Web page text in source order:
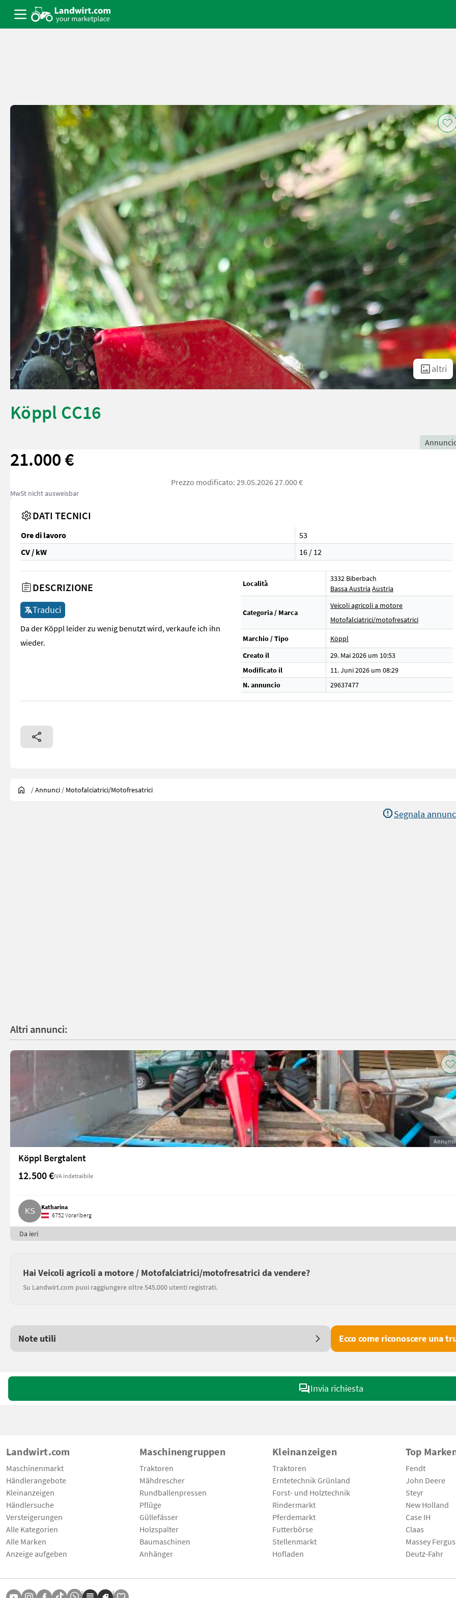
altri
Köppl CC16
21.000 €
Prezzo modificato: 29.05.2026 27.000 €
MwSt nicht ausweisbar
DATI TECNICI
Ore di lavoro
53
CV / kW
16 / 12
DESCRIZIONE
Traduci
Da der Köppl leider zu wenig benutzt wird, verkaufe ich ihn
wieder.
Località
3332 Biberbach
Bassa Austria Austria
Categoria / Marca
Veicoli agricoli a motore
Motofalciatrici/motofresatrici
Marchio / Tipo
Köppl
Creato il
29. Mai 2026 um 10:53
Modificato il
11. Juni 2026 um 08:29
N. annuncio
29637477
/Annunci / Motofalciatrici/motofresatrici
Segnala
Altri annunci:
Köppl Bergtalent
12.500 €IVA indetraibile
Katharina
6752 Vorarlberg
Da ieri
Hai Veicoli agricoli a motore / Motofalciatrici/motofresatrici da vendere?
Su Landwirt.com puoi raggiungere oltre 545.000 utenti registrati.
Note utili Ecco come riconoscere una
Invia richiesta
Landwirt.com
Maschinenmarkt
Händlerangebote
Kleinanzeigen
Händlersuche
Versteigerungen
Alle Kategorien
Alle Marken
Anzeige aufgeben
Maschinengruppen
Traktoren
Mähdrescher
Rundballenpressen
Pflüge
Güllefässer
Holzspalter
Baumaschinen
Anhänger
Kleinanzeigen
Traktoren
Erntetechnik Grünland
Forst- und Holztechnik
Rindermarkt
Pferdemarkt
Futterbörse
Stellenmarkt
Hofladen
Top
Fendt
John Deere
Steyr
New Holland
Case IH
Claas
Massey
Deutz-Fahr